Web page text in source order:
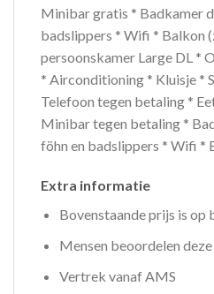
Minibar gratis * Badkamer
badslippers * Wifi * Balkon
persoonskamer Large DL *
* Airconditioning * Kluisje *
Telefoon tegen betaling *
Minibar tegen betaling *
föhn en badslippers * Wifi *
Extra informatie
Bovenstaande prijs is op
Mensen beoordelen
Vertrek vanaf AMS